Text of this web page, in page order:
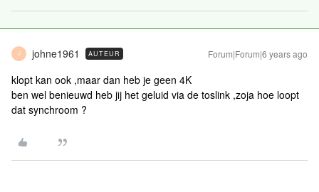
J johne1961 AUTEUR Forum|Forum|6 years ago
klopt kan ook ,maar dan heb je geen 4K
ben wel benieuwd heb jij het geluid via de toslink ,zoja hoe loopt
dat synchroom ?